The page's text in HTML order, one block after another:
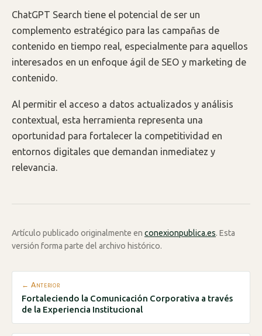
ChatGPT Search tiene el potencial de ser un
complemento estratégico para las campañas de
contenido en tiempo real, especialmente para aquellos
interesados en un enfoque ágil de SEO y marketing de
contenido.
Al permitir el acceso a datos actualizados y análisis
contextual, esta herramienta representa una
oportunidad para fortalecer la competitividad en
entornos digitales que demandan inmediatez y
relevancia.
Artículo publicado originalmente en conexionpublica.es. Esta
versión forma parte del archivo histórico.
← Anterior
Fortaleciendo la Comunicación Corporativa a través
de la Experiencia Institucional